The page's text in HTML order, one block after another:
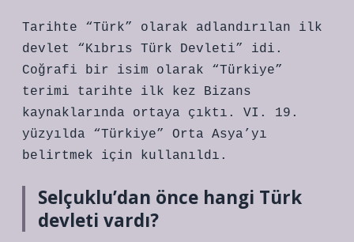
Tarihte “Türk” olarak adlandırılan ilk
devlet “Kıbrıs Türk Devleti” idi.
Coğrafi bir isim olarak “Türkiye”
terimi tarihte ilk kez Bizans
kaynaklarında ortaya çıktı. VI. 19.
yüzyılda “Türkiye” Orta Asya’yı
belirtmek için kullanıldı.
Selçuklu’dan önce hangi Türk
devleti vardı?